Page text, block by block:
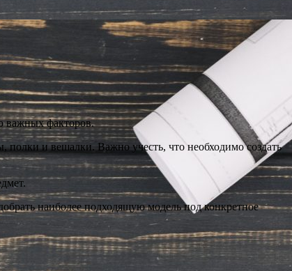
важных факторов.
полки и вешалки. Важно учесть, что необходимо создать
наиболее подходящую модель под конкретное